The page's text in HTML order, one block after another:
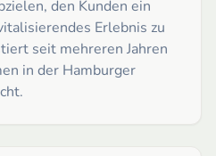
den Kunden ein
Erlebnis zu
seit mehreren Jahren
in der Hamburger